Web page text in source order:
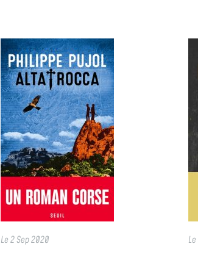
Le2 Sep 2020 Le